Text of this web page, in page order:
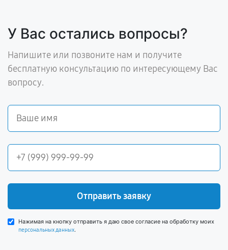
У Вас остались вопросы?
Напишите или позвоните нам и получите
бесплатную консультацию по интересующему Вас
вопросу.
Отправить заявку
Нажимая на кнопку отправить я даю свое согласие на обработку моих
персональных данных.